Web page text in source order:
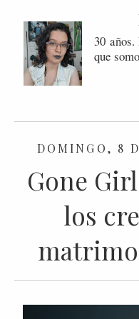
30
que
DOMINGO, 8
Gone
los